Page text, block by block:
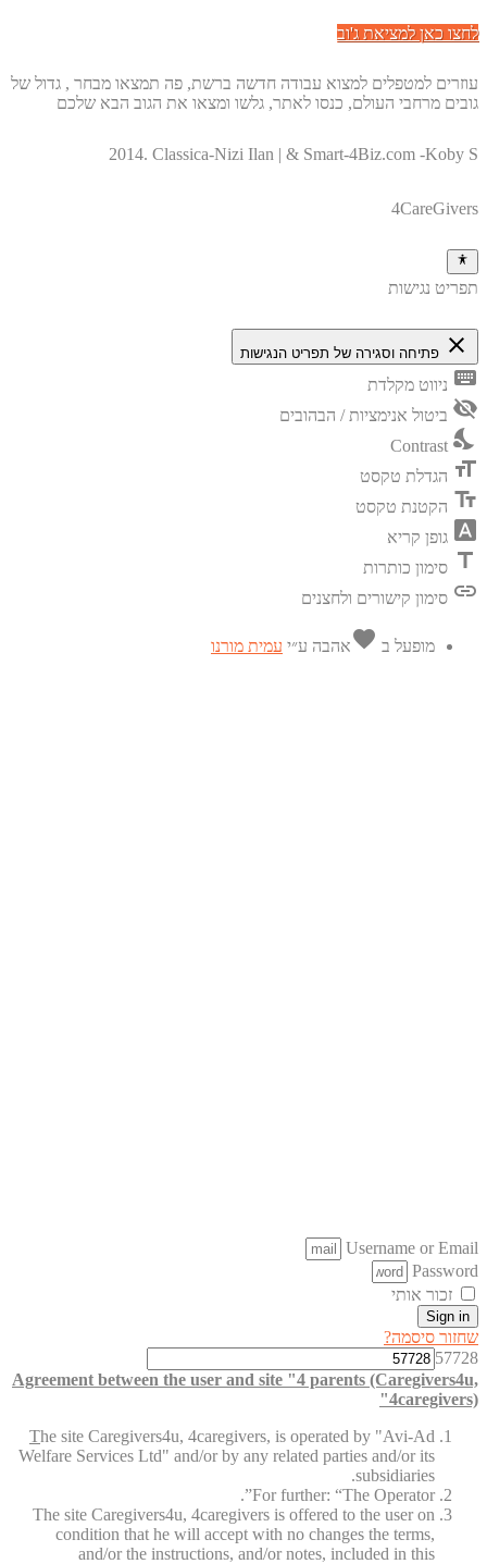
לחצו כאן למציאת ג'וב
עוזרים למטפלים למצוא עבודה חדשה ברשת, פה תמצאו מבחר , גדול של
גובים מרחבי העולם, כנסו לאתר, גלשו ומצאו את הגוב הבא שלכם
2014. Classica-Nizi Ilan | & Smart-4Biz.com -Koby S
4CareGivers
תפריט נגישות
close פתיחה וסגירה של תפריט הנגישות
keyboard ניווט מקלדת
visibility_off ביטול אנימציות / הבהובים
nights_stay
Contrast
format_size הגדלת טקסט
text_fields הקטנת טקסט
font_download גופן קריא
title סימון כותרות
link סימון קישורים ולחצנים
מופעל ב favoriteאהבה ע״י עמית מורנו
Username or Email
Password
זכור אותי
Sign in
שחזור סיסמה?
57728
Agreement between the user and site "4 parents (Caregivers4u,
4caregivers)"
The site Caregivers4u, 4caregivers, is operated by "Avi-Ad
Welfare Services Ltd" and/or by any related parties and/or its
subsidiaries.
For further: “The Operator”.
The site Caregivers4u, 4caregivers is offered to the user on
condition that he will accept with no changes the terms,
and/or the instructions, and/or notes, included in this